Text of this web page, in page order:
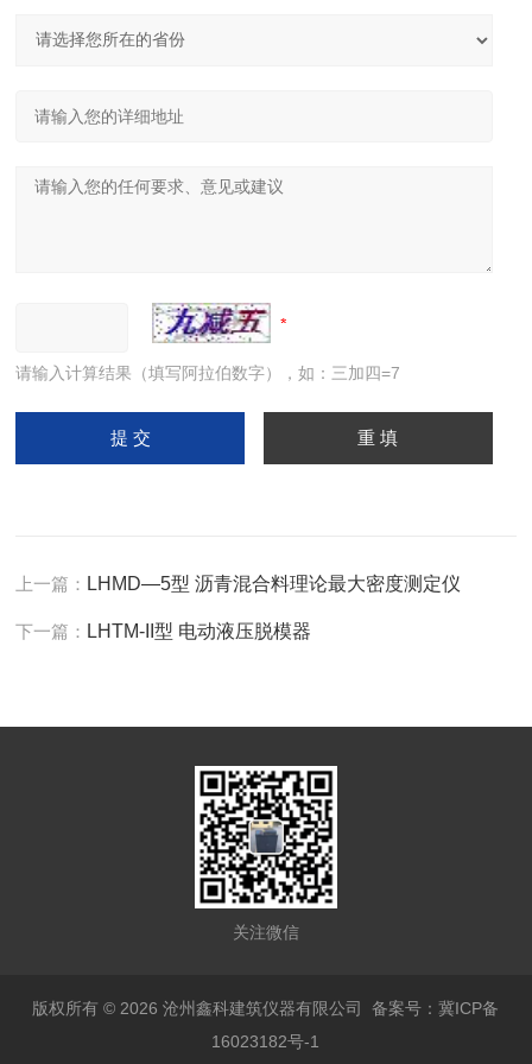
请输入计算结果（填写阿拉伯数字），如：三加四=7
上一篇： LHMD—5型 沥青混合料理论最大密度测定仪
下一篇： LHTM-II型 电动液压脱模器
关注微信
版权所有 © 2026 沧州鑫科建筑仪器有限公司备案号：冀ICP备
16023182号-1